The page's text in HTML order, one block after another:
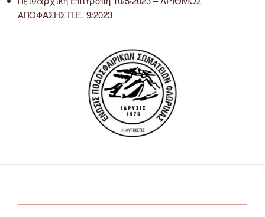
ΑΠΟΦΑΣΗΣ Π.Ε. 9/2023